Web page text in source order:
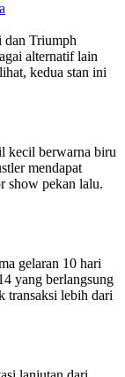
Triumph
alternatif lain
kedua stan ini
berwarna biru
mendapat
show pekan lalu.
gelaran 10 hari
yang berlangsung
transaksi lebih dari